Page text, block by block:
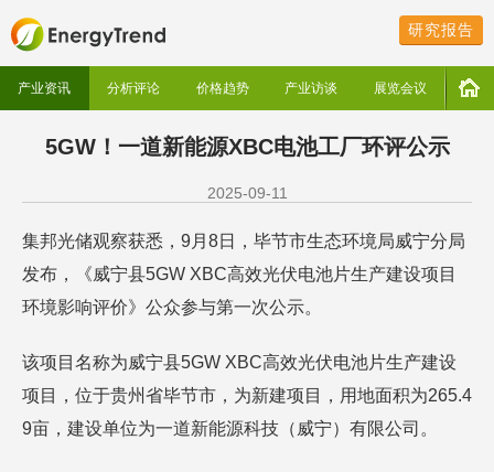
研究报告
产业资讯 分析评论 价格趋势 产业访谈 展览会议
5GW！一道新能源XBC电池工厂环评公示
2025-09-11
集邦光储观察获悉，9月8日，毕节市生态环境局威宁分局
发布，《威宁县5GW XBC高效光伏电池片生产建设项目
环境影响评价》公众参与第一次公示。
该项目名称为威宁县5GW XBC高效光伏电池片生产建设
项目，位于贵州省毕节市，为新建项目，用地面积为265.4
9亩，建设单位为一道新能源科技（威宁）有限公司。